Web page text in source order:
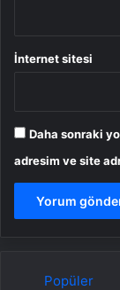
İnternet sitesi
Daha sonraki
adresim ve site
Popüler